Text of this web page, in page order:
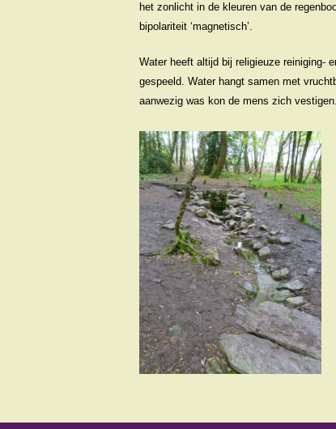
het zonlicht in de kleuren van de
bipolariteit ‘magnetisch’.
Water heeft altijd bij religieuze reiniging-
gespeeld. Water hangt samen met
aanwezig was kon de mens zich vestigen.